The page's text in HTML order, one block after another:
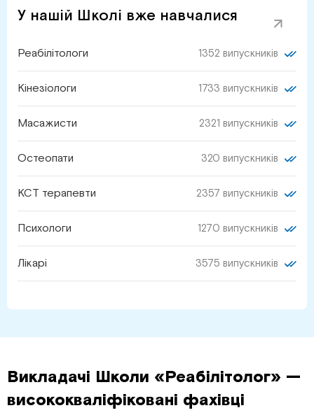
У нашій Школі вже навчалися
Реабілітологи 1352 випускників
Кінезіологи 1733 випускників
Масажисти 2321 випускників
Остеопати 320 випускників
КСТ терапевти 2357 випускників
Психологи 1270 випускників
Лікарі 3575 випускників
Викладачі Школи «Реабілітолог» —
висококваліфіковані фахівці